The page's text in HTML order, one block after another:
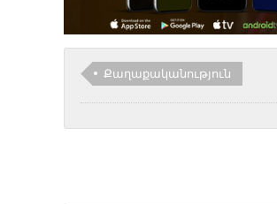
Քաղաքականություն